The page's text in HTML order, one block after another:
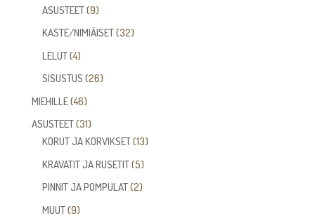
tuotetta
ASUSTEET 99
tuotetta
KASTE/NIMIÄISET 3232
LELUT 44
tuotetta
SISUSTUS 2626
MIEHILLE 4646
tuotetta
ASUSTEET 3131
tuotetta
KORUT JA KORVIKSET 1313
KRAVATIT JA RUSETIT 55
tuotetta
PINNIT JA POMPULAT 22
MUUT 99